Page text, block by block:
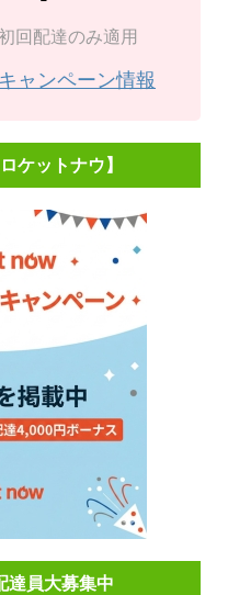
回配達のみ適用
ャンペーン情報
ケットナウ】
達員大募集中